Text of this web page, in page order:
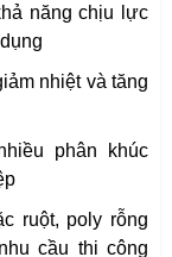
năng chịu lực
nhiệt và tăng
phân khúc
ruột, poly rỗng
cầu thi công